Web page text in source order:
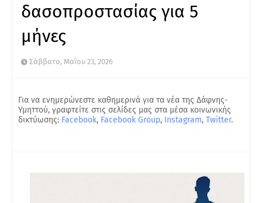
δασοπροστασίας για 5
μήνες
Σάββατο, Μαΐου 23, 2026
Για να ενημερώνεστε καθημερινά για τα νέα της Δάφνης-
Υμηττού, γραφτείτε στις σελίδες μας στα μέσα κοινωνικής
δικτύωσης: Facebook, Facebook Group, Instagram, Twitter.